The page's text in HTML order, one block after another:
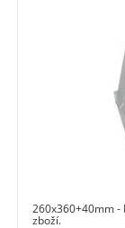
260x360+40mm -
zboží.